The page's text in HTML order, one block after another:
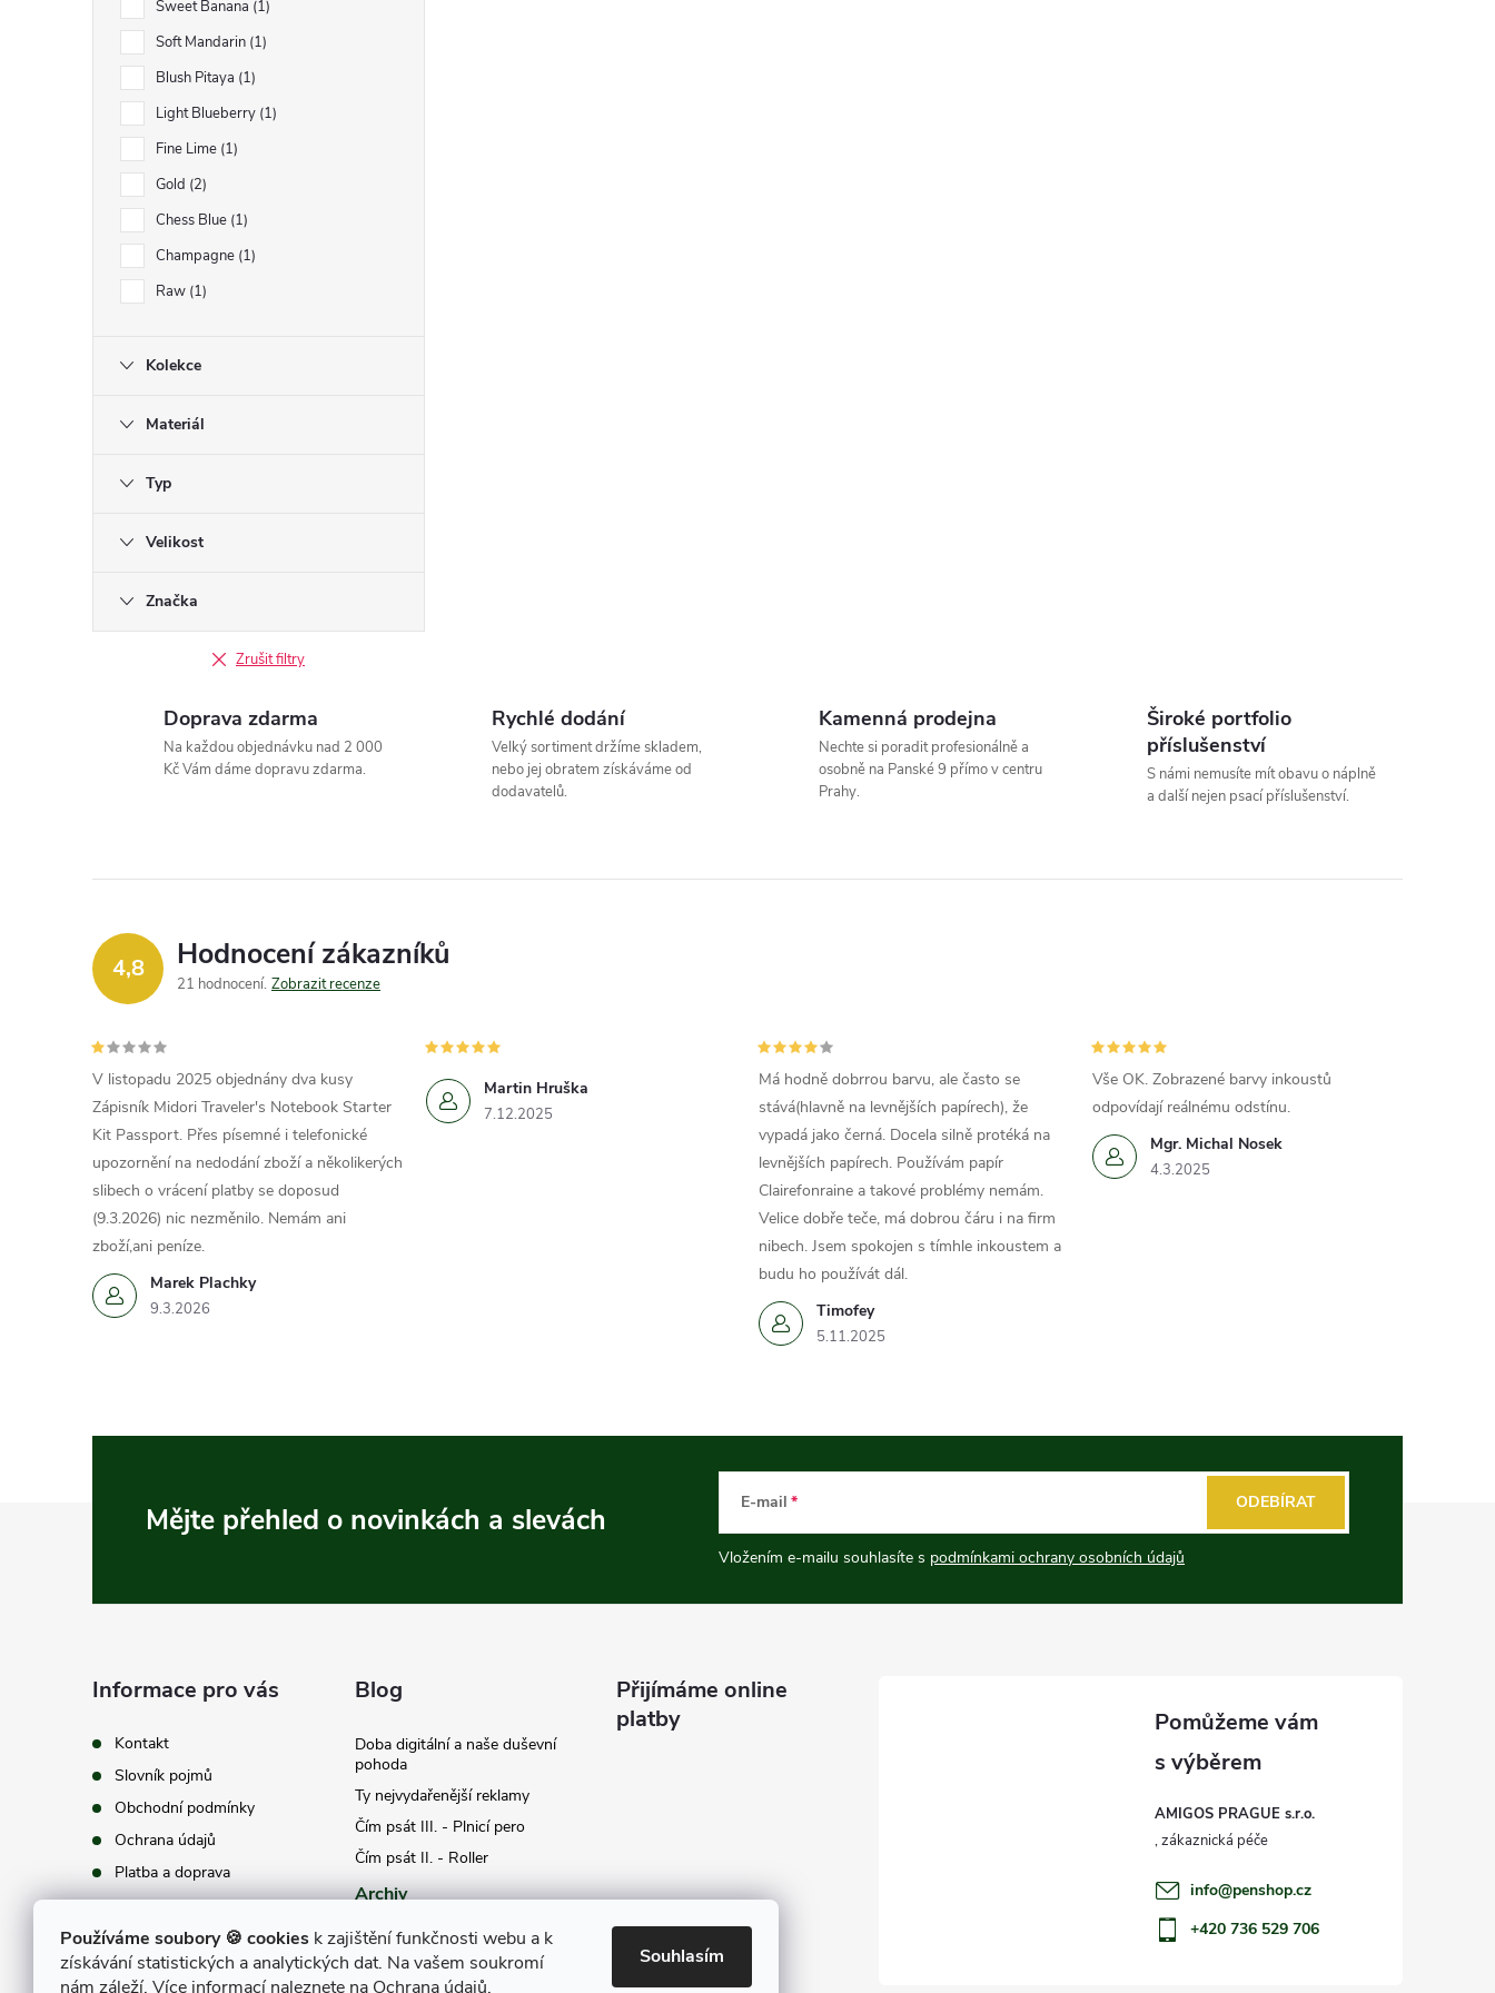
Používáme soubory 🍪 cookies k zajištění funkčnosti webu a k
získávání statistických a analytických dat. Na vašem soukromí
nám záleží. Více informací naleznete na Ochrana údajů.
Souhlasím
Sweet Banana 1
Soft Mandarin 1
Blush Pitaya 1
Light Blueberry 1
Fine Lime 1
Gold 2
Chess Blue 1
Champagne 1
Raw 1
Kolekce
Materiál
Typ
Velikost
Značka
Zrušit filtry
Doprava zdarma
Na každou objednávku nad 2 000
Kč Vám dáme dopravu zdarma.
Rychlé dodání
Velký sortiment držíme skladem,
nebo jej obratem získáváme od
dodavatelů.
Kamenná prodejna
Nechte si poradit profesionálně a
osobně na Panské 9 přímo v centru
Prahy.
Široké portfolio
příslušenství
S námi nemusíte mít obavu o náplně
a další nejen psací příslušenství.
4,8 Hodnocení zákazníků
21 hodnocení Zobrazit recenze
Marek Plachky
9.3.2026
V listopadu 2025 objednány dva kusy
Zápisník Midori Traveler's Notebook Starter
Kit Passport. Přes písemné i telefonické
upozornění na nedodání zboží a několikerých
slibech o vrácení platby se doposud
(9.3.2026) nic nezměnilo. Nemám ani
zboží,ani peníze.
Martin Hruška
7.12.2025
Timofey
5.11.2025
Má hodně dobrrou barvu, ale často se
stává(hlavně na levnějších papírech), že
vypadá jako černá. Docela silně protéká na
levnějších papírech. Používám papír
Clairefonraine a takové problémy nemám.
Velice dobře teče, má dobrou čáru i na firm
nibech. Jsem spokojen s tímhle inkoustem a
budu ho používát dál.
Mgr. Michal Nosek
4.3.2025
Vše OK. Zobrazené barvy inkoustů
odpovídají reálnému odstínu.
Mějte přehled o novinkách a slevách E-mail
Vložením e-mailu souhlasíte s podmínkami ochrany osobních údajů
ODEBÍRAT
Informace pro vás
Kontakt
Slovník pojmů
Obchodní podmínky
Ochrana údajů
Platba a doprava
Blog
Doba digitální a naše duševní
pohoda
Ty nejvydařenější reklamy
Čím psát III. - Plnicí pero
Čím psát II. - Roller
Archiv
Přijímáme online
platby
AMIGOS PRAGUE s.r.o.
info@penshop.cz
+420 736 529 706